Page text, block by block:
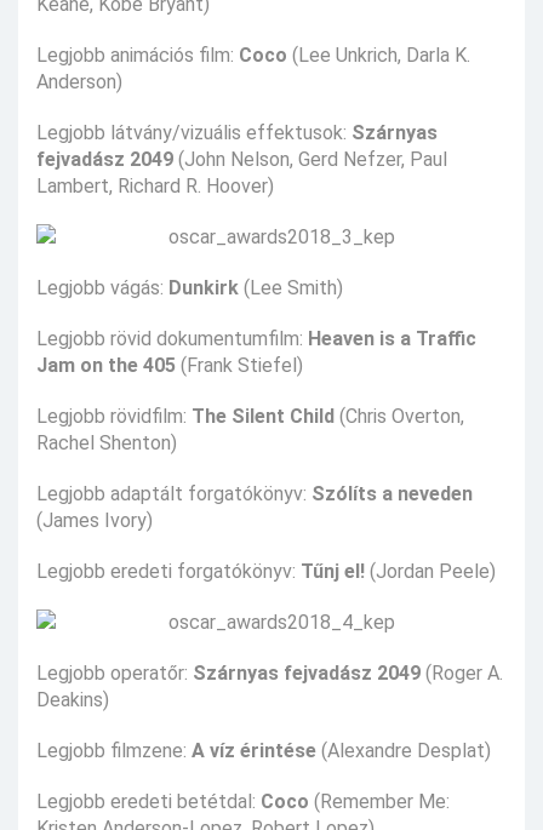
Legjobb animációs film: Coco (Lee Unkrich, Darla K.
Anderson)
Legjobb látvány/vizuális effektusok: Szárnyas
fejvadász 2049 (John Nelson, Gerd Nefzer, Paul
Lambert, Richard R. Hoover)
Legjobb vágás: Dunkirk (Lee Smith)
Legjobb rövid dokumentumfilm: Heaven is a Traffic
Jam on the 405 (Frank Stiefel)
Legjobb rövidfilm: The Silent Child (Chris Overton,
Rachel Shenton)
Legjobb adaptált forgatókönyv: Szólíts a neveden
(James Ivory)
Legjobb eredeti forgatókönyv: Tűnj el! (Jordan Peele)
Legjobb operatőr: Szárnyas fejvadász 2049 (Roger A.
Deakins)
Legjobb filmzene: A víz érintése (Alexandre Desplat)
Legjobb eredeti betétdal: Coco (Remember Me: